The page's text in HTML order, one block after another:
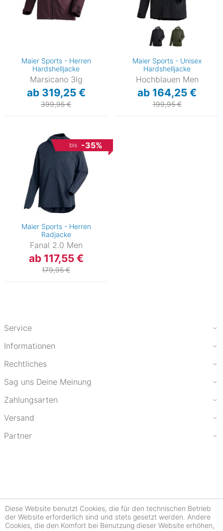
Maier Sports - Herren
Hardshelljacke
Marsicano 3lg
ab 319,25 €
399,95 €
Maier Sports - Unisex
Hardshelljacke
Hochblauen Men
ab 164,25 €
199,95 €
bis -35%
Maier Sports - Herren
Radjacke
Fanal 2.0 Men
ab 117,55 €
179,95 €
Service
Informationen
Rechtliches
Sag uns Deine Meinung
Zahlungsarten
Versand
Partner
Diese Website benutzt Cookies, die für den technischen Betrieb
der Website erforderlich sind und stets gesetzt werden. Andere
Cookies, die den Komfort bei Benutzung dieser Website erhöhen,